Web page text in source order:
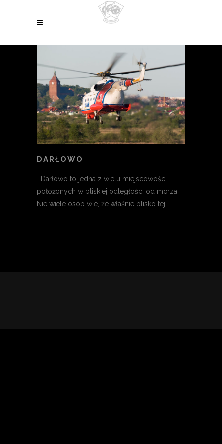
DARŁOWO
Darłowo to jedna z wielu miejscowości
położonych w bliskiej odległości od morza.
Nie wiele osób wie, że właśnie blisko tej